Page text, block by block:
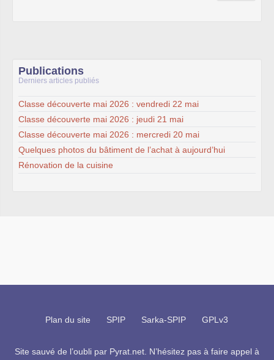
Publications
Derniers articles publiés
Classe découverte mai 2026 : vendredi 22 mai
Classe découverte mai 2026 : jeudi 21 mai
Classe découverte mai 2026 : mercredi 20 mai
Quelques photos du bâtiment de l’achat à aujourd’hui
Rénovation de la cuisine
Plan du site SPIP Sarka-SPIP GPLv3
Site sauvé de l’oubli par Pyrat.net . N’hésitez pas à faire appel à